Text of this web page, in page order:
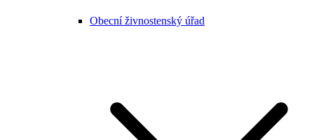
Obecní živnostenský úřad